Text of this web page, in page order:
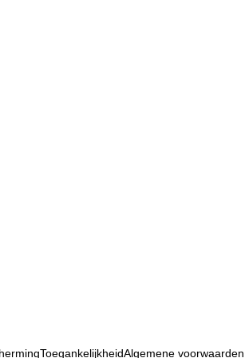
ToegankelijkheidAlgemene voorwaarden